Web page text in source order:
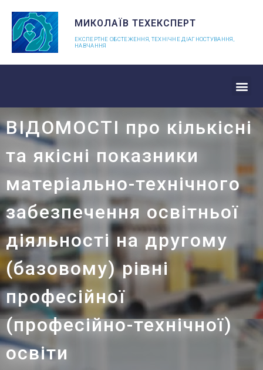
МИКОЛАЇВ ТЕХЕКСПЕРТ
ЕКСПЕРТНЕ ОБСТЕЖЕННЯ, ТЕХНІЧНЕ ДІАГНОСТУВАННЯ,
НАВЧАННЯ
ВІДОМОСТІ про кількісні
та якісні показники
матеріально-технічного
забезпечення освітньої
діяльності на другому
(базовому) рівні
професійної
(професійно-технічної)
освіти